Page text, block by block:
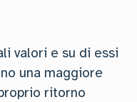
valori e su di essi
una maggiore
ritorno